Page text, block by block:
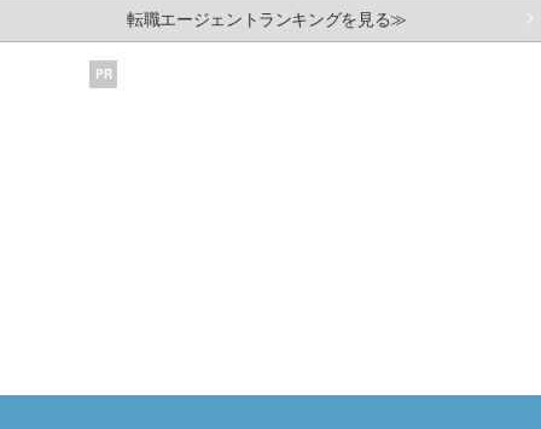
転職エージェントランキングを見る≫
PR